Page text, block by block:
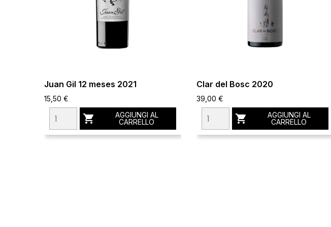
Juan Gil 12 meses 2021
15,50 €

AGGIUNGI AL
CARRELLO
Clar del Bosc 2020
39,00 €

AGGIUNGI AL
CARRELLO